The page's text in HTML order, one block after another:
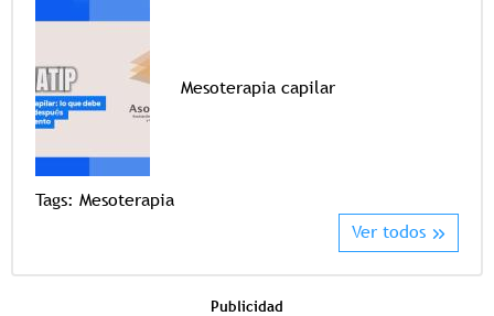
Mesoterapia capilar
Tags: Mesoterapia
Ver todos
Publicidad